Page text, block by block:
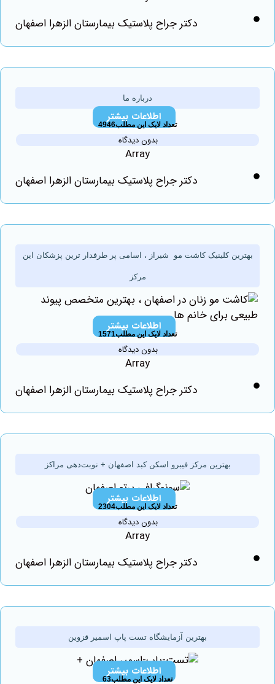
دکتر جراح پلاستیک بیمارستان الزهرا اصفهان
اطلاعات بیشتر
تعداد لایک این مطلب4946
بدون دیدگاه
دکتر جراح پلاستیک بیمارستان الزهرا اصفهان
کلینیک کاشت مو شیراز ، اسامی پر طرفدار ترین پزشکان این
اطلاعات بیشتر
تعداد لایک این مطلب1571
بدون دیدگاه
دکتر جراح پلاستیک بیمارستان الزهرا اصفهان
بهترین مرکز فیبرو اسکن کبد اصفهان + نوبت‌دهی مراکز
اطلاعات بیشتر
تعداد لایک این مطلب2304
بدون دیدگاه
دکتر جراح پلاستیک بیمارستان الزهرا اصفهان
بهترین آزمایشگاه تست پاپ اسمیر قزوین
اطلاعات بیشتر
تعداد لایک این مطلب63